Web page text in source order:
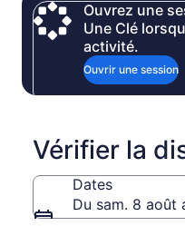
Ouvrez une
Une Clé
activité.
Ouvrir une session
Vérifier la
Dates
Du sam. 8 août